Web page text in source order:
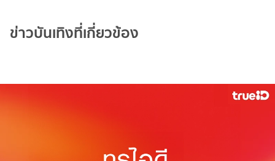
ข่าวบันเทิงที่เกี่ยวข้อง